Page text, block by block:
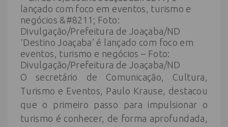
‘Destino Joaçaba’ é lançado com foco em
eventos, turismo e negócios – Foto:
Divulgação/Prefeitura de Joaçaba/ND
O secretário de Comunicação, Cultura,
Turismo e Eventos, Paulo Krause, destacou
que o primeiro passo para impulsionar o
turismo é conhecer, de forma aprofundada,